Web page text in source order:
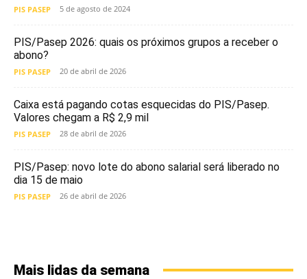
PIS PASEP 5 de agosto de 2024
PIS/Pasep 2026: quais os próximos grupos a receber o
abono?
PIS PASEP 20 de abril de 2026
Caixa está pagando cotas esquecidas do PIS/Pasep.
Valores chegam a R$ 2,9 mil
PIS PASEP 28 de abril de 2026
PIS/Pasep: novo lote do abono salarial será liberado no
dia 15 de maio
PIS PASEP 26 de abril de 2026
Mais lidas da semana